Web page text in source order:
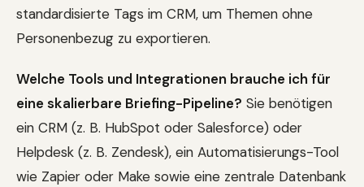
standardisierte Tags im CRM, um Themen ohne
Personenbezug zu exportieren.
Welche Tools und Integrationen brauche ich für
eine skalierbare Briefing-Pipeline? Sie benötigen
ein CRM (z. B. HubSpot oder Salesforce) oder
Helpdesk (z. B. Zendesk), ein Automatisierungs-Tool
wie Zapier oder Make sowie eine zentrale Datenbank